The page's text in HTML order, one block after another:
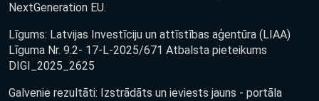
NextGeneration EU.
Līgums: Latvijas Investīciju un attīstības aģentūra (LIAA)
Līguma Nr. 9.2- 17-L-2025/671 Atbalsta pieteikums
DIGI_2025_2625
Galvenie rezultāti: Izstrādāts un ieviests jauns - portāla